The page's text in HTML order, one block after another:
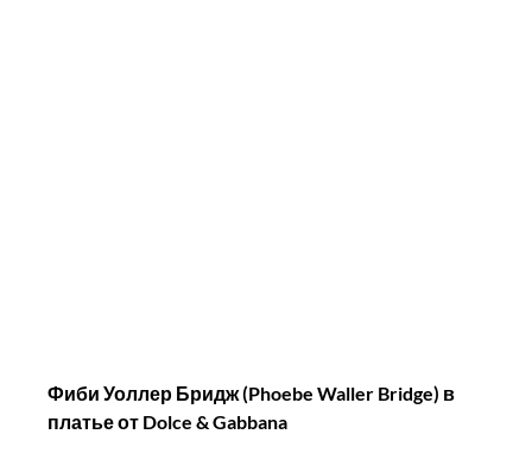
Фиби Уоллер Бридж (Phoebe Waller Bridge) в
платье от Dolce & Gabbana